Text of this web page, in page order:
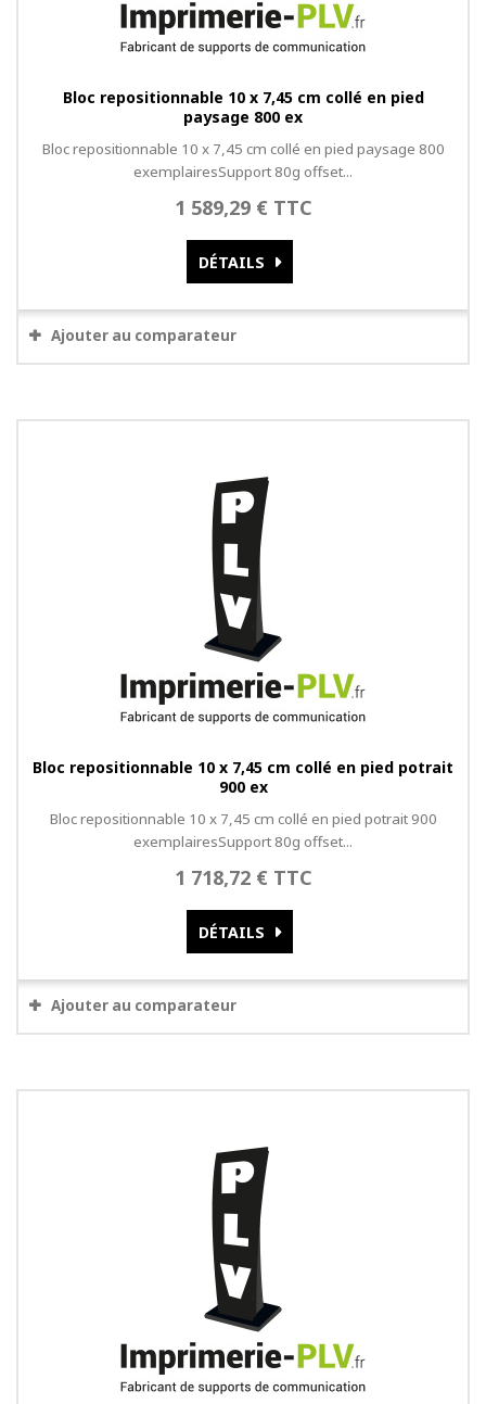
Bloc repositionnable 10 x 7,45 cm collé en pied
paysage 800 ex
Bloc repositionnable 10 x 7,45 cm collé en pied paysage 800
exemplairesSupport 80g offset...
1 589,29 € TTC
DÉTAILS
Ajouter au comparateur
Bloc repositionnable 10 x 7,45 cm collé en pied potrait
900 ex
Bloc repositionnable 10 x 7,45 cm collé en pied potrait 900
exemplairesSupport 80g offset...
1 718,72 € TTC
DÉTAILS
Ajouter au comparateur